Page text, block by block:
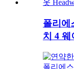
폴리에
치 4 웨